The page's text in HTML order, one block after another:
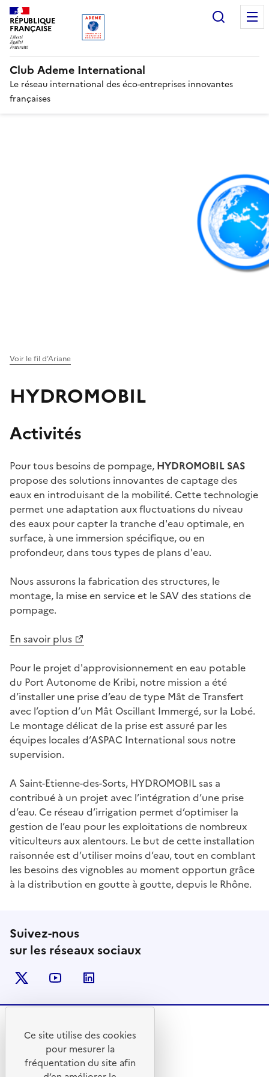
RÉPUBLIQUE
FRANÇAISE
Club Ademe International
Le réseau international des éco-entreprises innovantes
françaises
Voir le fil d’Ariane
HYDROMOBIL
Activités
Pour tous besoins de pompage, HYDROMOBIL SAS
propose des solutions innovantes de captage des
eaux en introduisant de la mobilité. Cette technologie
permet une adaptation aux fluctuations du niveau
des eaux pour capter la tranche d'eau optimale, en
surface, à une immersion spécifique, ou en
profondeur, dans tous types de plans d'eau.
Nous assurons la fabrication des structures, le
montage, la mise en service et le SAV des stations de
pompage.
(Ouvre une nouvelle fenêtre)
En savoir plus
Pour le projet d'approvisionnement en eau potable
du Port Autonome de Kribi, notre mission a été
d’installer une prise d’eau de type Mât de Transfert
avec l’option d’un Mât Oscillant Immergé, sur la Lobé.
Le montage délicat de la prise est assuré par les
équipes locales d’ASPAC International sous notre
supervision.
A Saint-Etienne-des-Sorts, HYDROMOBIL sas a
contribué à un projet avec l’intégration d’une prise
d’eau. Ce réseau d’irrigation permet d’optimiser la
gestion de l’eau pour les exploitations de nombreux
viticulteurs aux alentours. Le but de cette installation
raisonnée est d’utiliser moins d’eau, tout en comblant
les besoins des vignobles au moment opportun grâce
à la distribution en goutte à goutte, depuis le Rhône.
Suivez-nous
sur les réseaux sociaux
Twitter Youtube
RÉPUBLIQUE
FRANÇAISE
Gestion des cookies
Ce site utilise des cookies
pour mesurer la
fréquentation du site afin